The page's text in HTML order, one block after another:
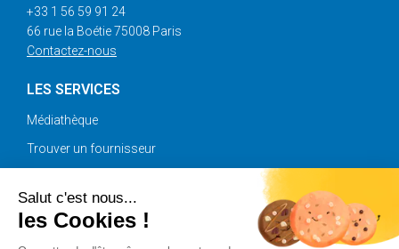
+33 1 56 59 91 24
66 rue la Boétie 75008 Paris
Contactez-nous
LES SERVICES
Médiathèque
Trouver un fournisseur
SUIVEZ-NOUS
Salut c'est nous...
les Cookies !